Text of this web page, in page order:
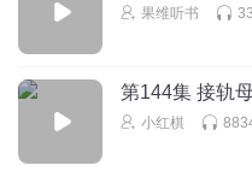
果维听书
第144集 接轨
小红棋